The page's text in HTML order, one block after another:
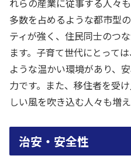
れらの産業に従事する人々
多数を占めるような都市型
ティが強く、住民同士のつ
ます。子育て世代にとって
ような温かい環境があり、
力です。また、移住者を受
しい風を吹き込む人々も増え
治安・安全性